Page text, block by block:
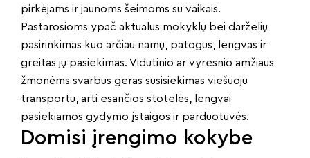
pirkėjams ir jaunoms šeimoms su vaikais.
Pastarosioms ypač aktualus mokyklų bei darželių
pasirinkimas kuo arčiau namų, patogus, lengvas ir
greitas jų pasiekimas. Vidutinio ar vyresnio amžiaus
žmonėms svarbus geras susisiekimas viešuoju
transportu, arti esančios stotelės, lengvai
pasiekiamos gydymo įstaigos ir parduotuvės.
Domisi įrengimo kokybe